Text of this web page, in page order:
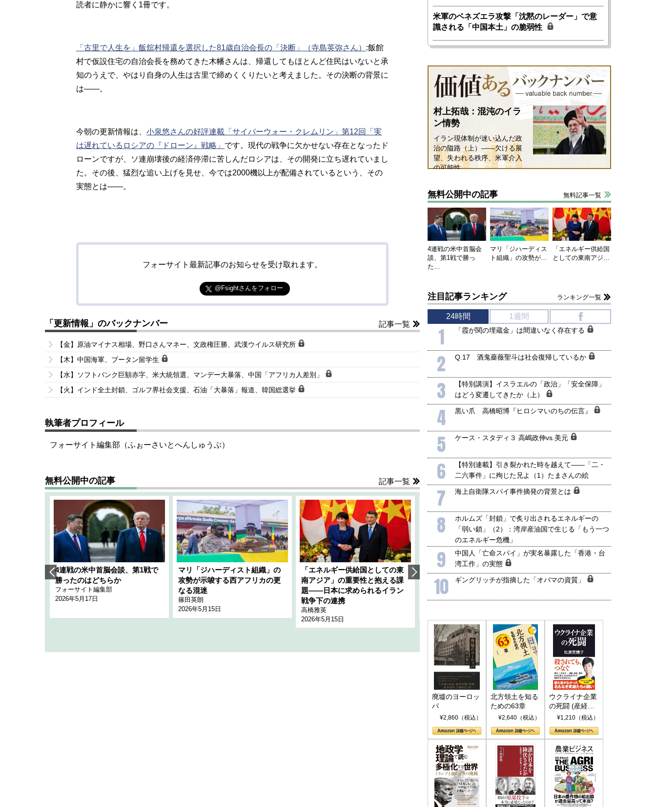
読者に静かに響く1冊です。
「古里で人生を」飯舘村帰還を選択した81歳自治会長の「決断」（寺島英弥さん） :飯館
村で仮設住宅の自治会長を務めてきた木幡さんは、帰還してもほとんど住民はいないと承
知のうえで、やはり自身の人生は古里で締めくくりたいと考えました。その決断の背景に
は――。
今朝の更新情報は、 小泉悠さんの好評連載「サイバーウォー・クレムリン」第12回「実
は遅れているロシアの『ドローン』戦略」 です。現代の戦争に欠かせない存在となったド
ローンですが、ソ連崩壊後の経済停滞に苦しんだロシアは、その開発に立ち遅れていまし
た。その後、猛烈な追い上げを見せ、今では2000機以上が配備されているという、その
実態とは――。
フォーサイト最新記事のお知らせを受け取れます。
@Fsightさんをフォロー
「更新情報」のバックナンバー 記事一覧
【金】原油マイナス相場、野口さんマネー、文政権圧勝、武漢ウイルス研究所
【木】中国海軍、ブータン留学生
【水】ソフトバンク巨額赤字、米大統領選、マンデー大暴落、中国「アフリカ人差別」
【火】インド全土封鎖、ゴルフ界社会支援、石油「大暴落」報道、韓国総選挙
執筆者プロフィール
フォーサイト編集部（ふぉーさいとへんしゅうぶ）
無料公開中の記事 記事一覧
4連戦の米中首脳会談、第1戦で
勝ったのはどちらか
フォーサイト編集部
2026年5月17日
マリ「ジハーディスト組織」の
攻勢が示唆する西アフリカの更
なる混迷
篠田英朗
2026年5月15日
「エネルギー供給国としての東
南アジア」の重要性と抱える課
題――日本に求められるイラン
戦争下の連携
高橋雅英
2026年5月15日
韓国にも理解してほしい「極東
1905年体制」における日米韓安
全保障協力の意味
千々和泰明
ネルギー転換が「中国依存」に
小山堅
米軍のベネズエラ攻撃「沈黙のレーダー」で意
識される「中国本土」の脆弱性
村上拓哉：混沌のイラ
ン情勢
イラン現体制が迷い込んだ政
治の隘路（上）――欠ける展
望、失われる秩序、米軍介入
の可能性
無料公開中の記事 無料記事一覧
4連戦の米中首脳会
談、第1戦で勝っ
た…
マリ「ジハーディス
ト組織」の攻勢が…
「エネルギー供給国
としての東南アジ…
注目記事ランキング ランキング一覧
24時間 1週間
1 「霞が関の埋蔵金」は間違いなく存在する
2 Q.17 酒鬼薔薇聖斗は社会復帰しているか
3
【特別講演】イスラエルの「政治」「安全保障」
はどう変遷してきたか（上）
4 黒い爪 高橋昭博『ヒロシマいのちの伝言』
5 ケース・スタディ３ 高嶋政伸vs.美元
6
【特別連載】引き裂かれた時を越えて――「二・
二六事件」に殉じた兄よ（1）たまさんの絵
7 海上自衛隊スパイ事件摘発の背景とは
8
ホルムズ「封鎖」で炙り出されるエネルギーの
「弱い鎖」（2）：湾岸産油国で生じる「もう一つ
のエネルギー危機」
9
中国人「亡命スパイ」が実名暴露した「香港・台
湾工作」の実態
10 ギングリッチが指摘した「オバマの資質」
廃墟のヨーロッ
パ
¥2,860（税込）
北方領土を知る
ための63章
¥2,640（税込）
ウクライナ企業
の死闘 (産経セ
レクト S 039)
¥1,210（税込）